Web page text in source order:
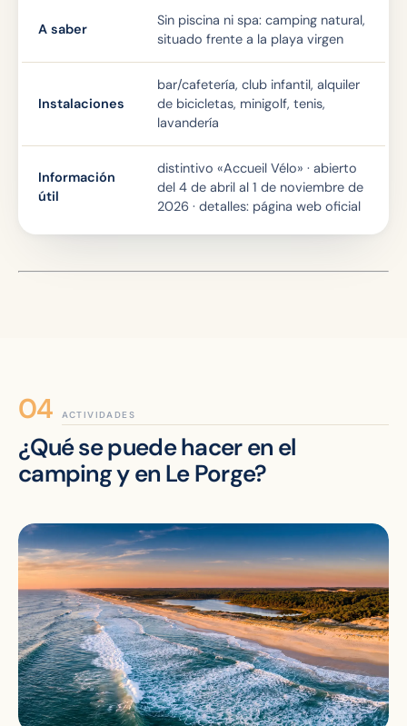
A saber
Sin piscina ni spa: camping natural,
situado frente a la playa virgen
Instalaciones
bar/cafetería, club infantil, alquiler
de bicicletas, minigolf, tenis,
lavandería
Información
útil
distintivo «Accueil Vélo» · abierto
del 4 de abril al 1 de noviembre de
2026 · detalles: página web oficial
ACTIVIDADES
¿Qué se puede hacer en el
camping y en Le Porge?